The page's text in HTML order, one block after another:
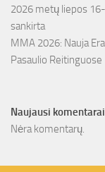
2026 metų liepos
sankirta
MMA 2026: Nauja
Pasaulio Reitinguose
Naujausi komentarai
Nėra komentarų.